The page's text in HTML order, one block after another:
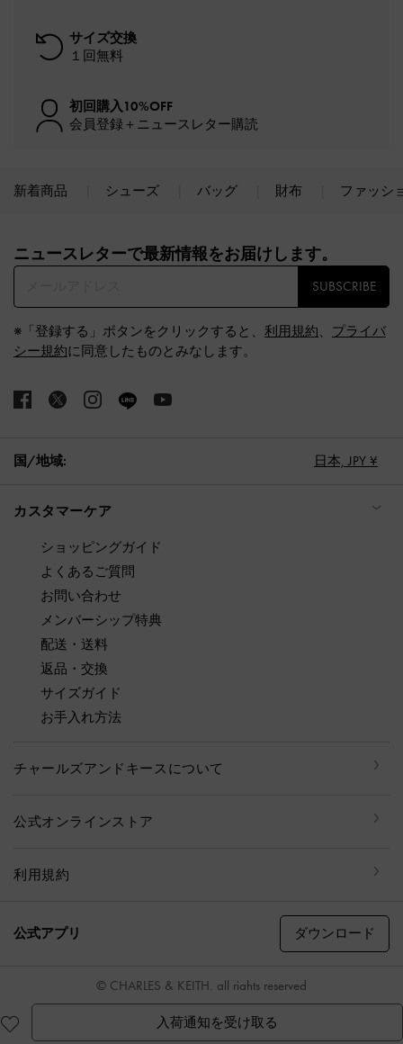
入荷通知を受け取る
サイズ交換
１回無料
初回購入10%OFF
会員登録＋ニュースレター購読
新着商品 シューズ バッグ 財布 ファッシ
ニュースレターで最新情報をお届けします。​
SUBSCRIBE
※「登録する」ボタンをクリックすると、 利用規約、 プライバ
シー規約に同意したものとみなします。
国/地域: 日本, JPY ¥
カスタマーケア
ショッピングガイド
よくあるご質問
お問い合わせ
メンバーシップ特典
配送・送料
返品・交換
サイズガイド
お手入れ方法
チャールズアンドキースについて
公式オンラインストア
利用規約
公式アプリ ダウンロード
© CHARLES & KEITH, all rights reserved